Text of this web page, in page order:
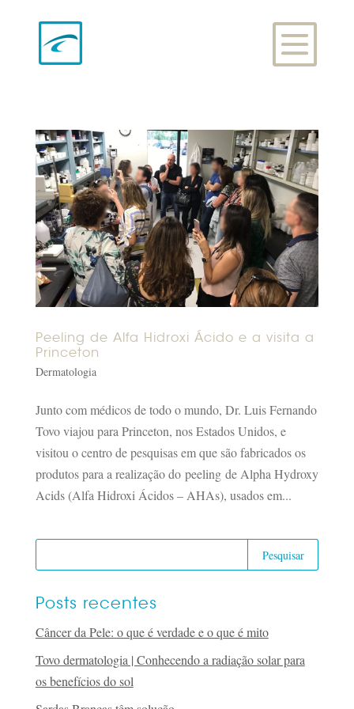
Peeling de Alfa Hidroxi Ácido e a visita a
Princeton
Dermatologia
Junto com médicos de todo o mundo, Dr. Luis Fernando
Tovo viajou para Princeton, nos Estados Unidos, e
visitou o centro de pesquisas em que são fabricados os
produtos para a realização do peeling de Alpha Hydroxy
Acids (Alfa Hidroxi Ácidos – AHAs), usados em...
Posts recentes
Câncer da Pele: o que é verdade e o que é mito
Tovo dermatologia | Conhecendo a radiação solar para
os benefícios do sol